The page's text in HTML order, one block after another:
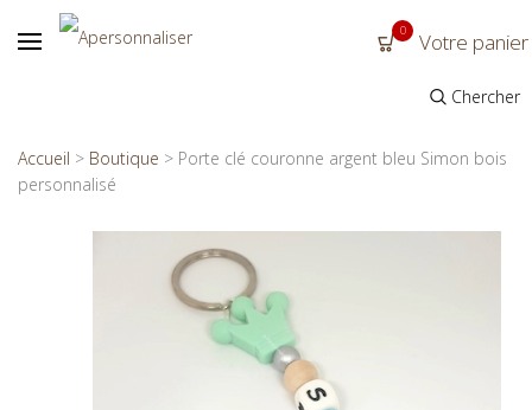
0 Votre panier
Chercher
Accueil > Boutique > Porte clé couronne argent bleu Simon bois
personnalisé